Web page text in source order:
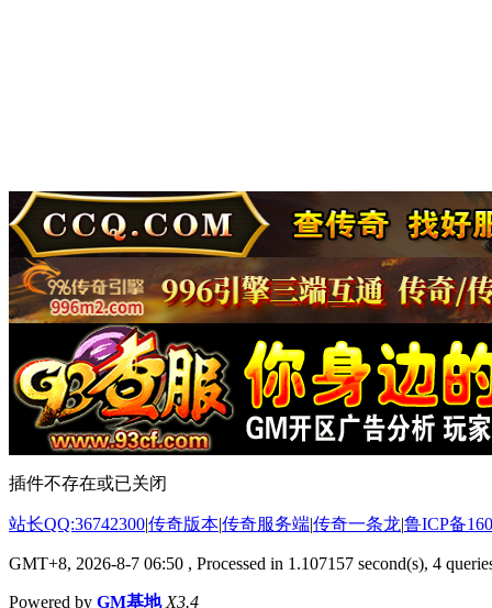
插件不存在或已关闭
站长QQ:36742300|传奇版本|传奇服务端|传奇一条龙|鲁ICP备
GMT+8, 2026-8-7 06:50 , Processed in 1.107157 second(s), 4
Powered by GM基地 X3.4